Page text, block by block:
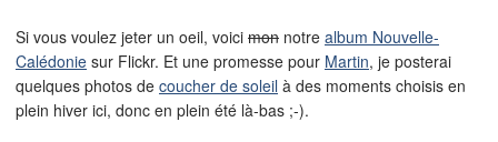
Si vous voulez jeter un oeil, voici mon notre album Nouvelle-
Calédonie sur Flickr. Et une promesse pour Martin, je posterai
quelques photos de coucher de soleil à des moments choisis en
plein hiver ici, donc en plein été là-bas ;-).